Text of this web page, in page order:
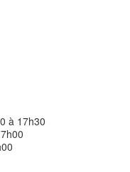
à 17h30